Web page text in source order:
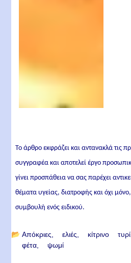
Το άρθρο εκφράζει και αντανακλά τις
συγγραφέα και αποτελεί έργο
γίνει προσπάθεια να σας παρέχει
θέματα υγείας, διατροφής και όχι
συμβουλή ενός ειδικού.
📂 Απόκριες ελιές κίτρινο τυρί
φέτα
ψωμί